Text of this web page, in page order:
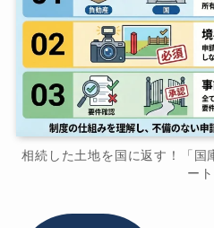
相続した土地を国に返す！「国
ート